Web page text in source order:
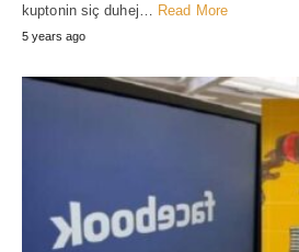
kuptonin siç duhej…
Read More
5 years ago